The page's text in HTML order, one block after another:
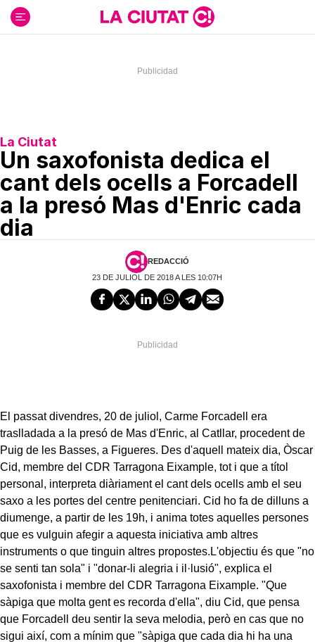
contenido
La Ciutat
Un saxofonista dedica el
cant dels ocells a Forcadell
a la presó Mas d'Enric cada
dia
REDACCIÓ
23 DE JULIOL DE 2018 A LES 10:07H
El passat divendres, 20 de juliol, Carme Forcadell era
traslladada a la presó de Mas d'Enric, al Catllar, procedent de
Puig de les Basses, a Figueres. Des d'aquell mateix dia, Òscar
Cid, membre del CDR Tarragona Eixample, tot i que a títol
personal, interpreta diàriament el cant dels ocells amb el seu
saxo a les portes del centre penitenciari. Cid ho fa de dilluns a
diumenge, a partir de les 19h, i anima totes aquelles persones
que es vulguin afegir a aquesta iniciativa amb altres
instruments o que tinguin altres propostes.L'objectiu és que "no
se senti tan sola" i "donar-li alegria i il·lusió", explica el
saxofonista i membre del CDR Tarragona Eixample. "Que
sàpiga que molta gent es recorda d'ella", diu Cid, que pensa
que Forcadell deu sentir la seva melodia, però en cas que no
sigui així, com a mínim que "sàpiga que cada dia hi ha una